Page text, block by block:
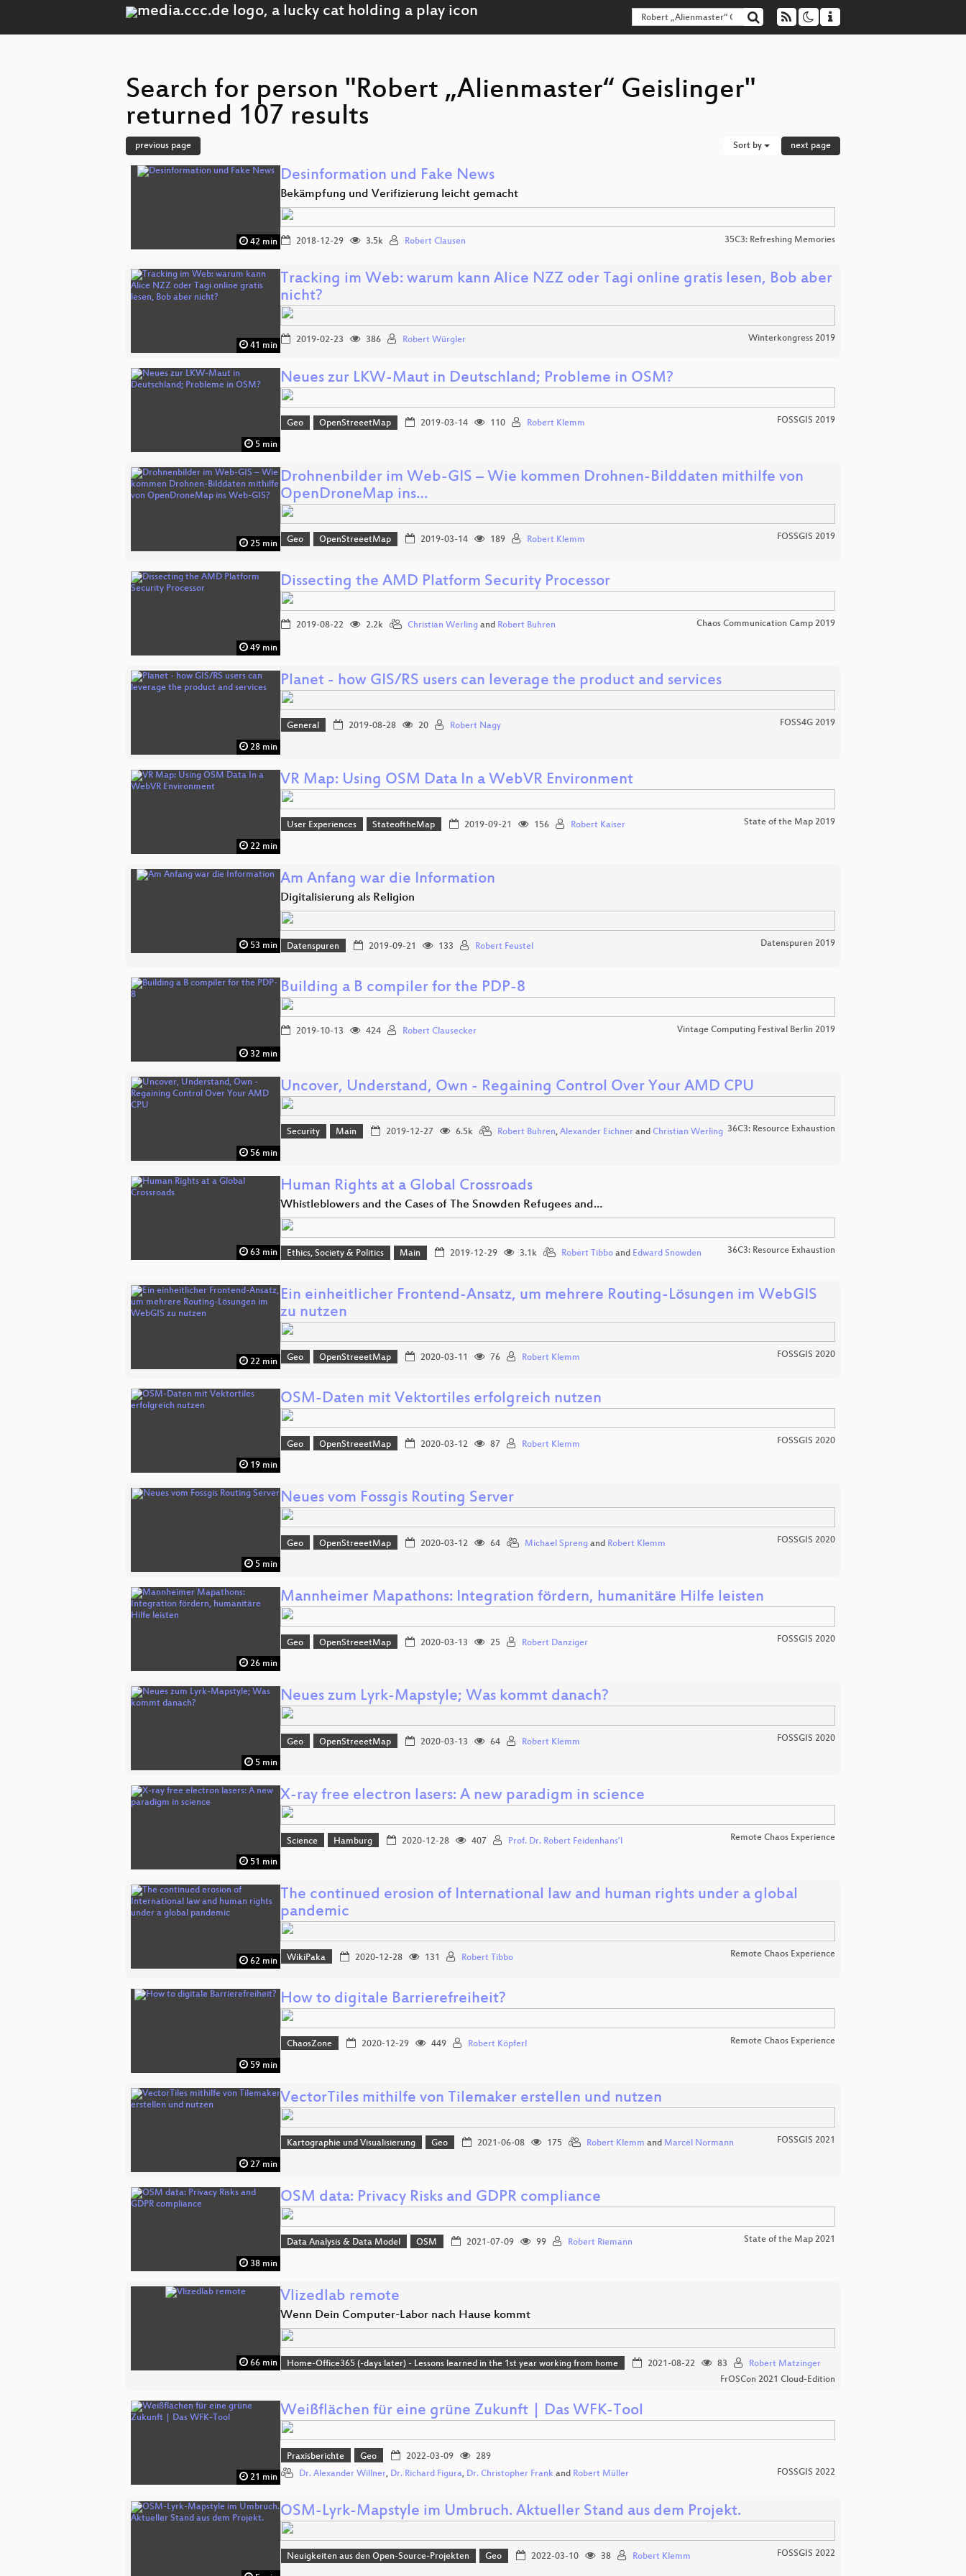
Search for person "Robert „Alienmaster“ Geislinger"
returned 107 results
previous page Sort by next page
42 min
Desinformation und Fake News
Bekämpfung und Verifizierung leicht gemacht
2018-12-29 3.5k Robert Clausen 35C3: Refreshing Memories
41 min
Tracking im Web: warum kann Alice NZZ oder Tagi online gratis lesen, Bob aber
nicht?
2019-02-23 386 Robert Würgler Winterkongress 2019
5 min
Neues zur LKW-Maut in Deutschland; Probleme in OSM?
Geo OpenStreeetMap 2019-03-14 110 Robert Klemm FOSSGIS 2019
25 min
Drohnenbilder im Web-GIS – Wie kommen Drohnen-Bilddaten mithilfe von
OpenDroneMap ins…
Geo OpenStreeetMap 2019-03-14 189 Robert Klemm FOSSGIS 2019
49 min
Dissecting the AMD Platform Security Processor
2019-08-22 2.2k Christian Werling and Robert Buhren Chaos Communication Camp 2019
28 min
Planet - how GIS/RS users can leverage the product and services
General 2019-08-28 20 Robert Nagy FOSS4G 2019
22 min
VR Map: Using OSM Data In a WebVR Environment
User Experiences StateoftheMap 2019-09-21 156 Robert Kaiser State of the Map 2019
53 min
Am Anfang war die Information
Digitalisierung als Religion
Datenspuren 2019-09-21 133 Robert Feustel Datenspuren 2019
32 min
Building a B compiler for the PDP-8
2019-10-13 424 Robert Clausecker Vintage Computing Festival Berlin 2019
56 min
Uncover, Understand, Own - Regaining Control Over Your AMD CPU
Security Main 2019-12-27 6.5k Robert Buhren, Alexander Eichnerand Christian Werling 36C3: Resource Exhaustion
63 min
Human Rights at a Global Crossroads
Whistleblowers and the Cases of The Snowden Refugees and…
Ethics, Society & Politics Main 2019-12-29 3.1k Robert Tibboand Edward Snowden 36C3: Resource Exhaustion
22 min
Ein einheitlicher Frontend-Ansatz, um mehrere Routing-Lösungen im WebGIS
zu nutzen
Geo OpenStreeetMap 2020-03-11 76 Robert Klemm FOSSGIS 2020
19 min
OSM-Daten mit Vektortiles erfolgreich nutzen
Geo OpenStreeetMap 2020-03-12 87 Robert Klemm FOSSGIS 2020
5 min
Neues vom Fossgis Routing Server
Geo OpenStreeetMap 2020-03-12 64 Michael Sprengand Robert Klemm FOSSGIS 2020
26 min
Mannheimer Mapathons: Integration fördern, humanitäre Hilfe leisten
Geo OpenStreeetMap 2020-03-13 25 Robert Danziger FOSSGIS 2020
5 min
Neues zum Lyrk-Mapstyle; Was kommt danach?
Geo OpenStreeetMap 2020-03-13 64 Robert Klemm FOSSGIS 2020
51 min
X-ray free electron lasers: A new paradigm in science
Science Hamburg 2020-12-28 407 Prof. Dr. Robert Feidenhans’l Remote Chaos Experience
62 min
The continued erosion of International law and human rights under a global
pandemic
WikiPaka 2020-12-28 131 Robert Tibbo Remote Chaos Experience
59 min
How to digitale Barrierefreiheit?
ChaosZone 2020-12-29 449 Robert Köpferl Remote Chaos Experience
27 min
VectorTiles mithilfe von Tilemaker erstellen und nutzen
Kartographie und Visualisierung Geo 2021-06-08 175 Robert Klemm and Marcel Normann FOSSGIS 2021
38 min
OSM data: Privacy Risks and GDPR compliance
Data Analysis & Data Model OSM 2021-07-09 99 Robert Riemann State of the Map 2021
66 min
Vlizedlab remote
Wenn Dein Computer-Labor nach Hause kommt
Home-Office365 (-days later) - Lessons learned in the 1st year working from home 2021-08-22 83
Robert Matzinger
FrOSCon 2021 Cloud-Edition
21 min
Weißflächen für eine grüne Zukunft | Das WFK-Tool
Praxisberichte Geo 2022-03-09
289
Dr. Alexander Willner, Dr. Richard Figura, Dr. Christopher Frank and Robert Müller FOSSGIS 2022
OSM-Lyrk-Mapstyle im Umbruch. Aktueller Stand aus dem Projekt.
Neuigkeiten aus den Open-Source-Projekten Geo 2022-03-10 38 Robert Klemm FOSSGIS 2022